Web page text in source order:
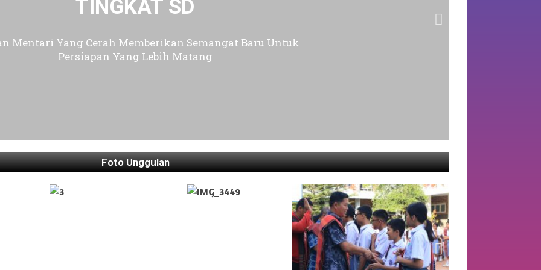
TINGKAT SD
Mentari Yang Cerah Memberikan Semangat Baru Untuk
Persiapan Yang Lebih Matang
Foto Unggulan